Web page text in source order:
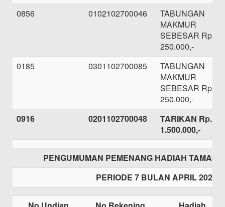
0856
0102102700046
TABUNGAN
MAKMUR
SEBESAR Rp.
250.000,-
0185
0301102700085
TABUNGAN
MAKMUR
SEBESAR Rp.
250.000,-
0916
0201102700048
TARIKAN Rp.
1.500.000,-
PENGUMUMAN PEMENANG HADIAH
PERIODE 7 BULAN APRIL 2021